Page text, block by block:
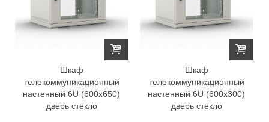
Шкаф
телекоммуникационный
настенный 6U (600х650)
дверь стекло
Шкаф
телекоммуникационный
настенный 6U (600х300)
дверь стекло